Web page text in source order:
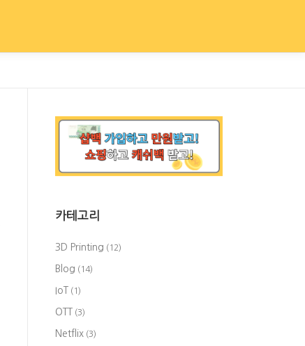
카테고리
3D Printing (12)
Blog (14)
IoT (1)
OTT (3)
Netflix (3)